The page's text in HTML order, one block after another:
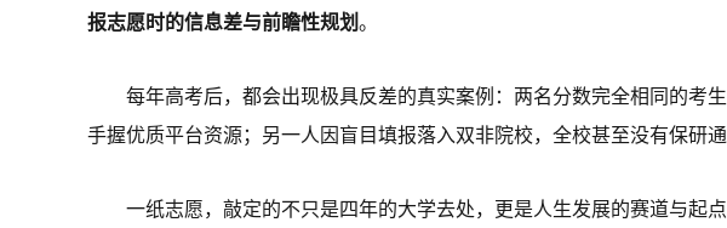
报志愿时的信息差与前瞻性规划。
每年高考后，都会出现极具反差的真实案例：两名分数完全相同的考
手握优质平台资源；另一人因盲目填报落入双非院校，全校甚至没有保研
一纸志愿，敲定的不只是四年的大学去处，更是人生发展的赛道与起